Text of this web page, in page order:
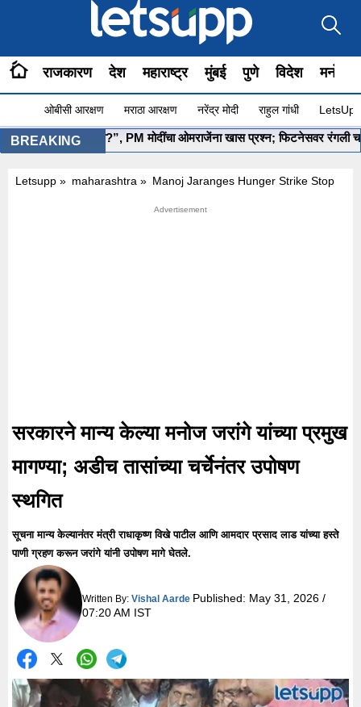
राजकारण देश महाराष्ट्र मुंबई पुणे विदेश
ओबीसी आरक्षण मराठा आरक्षण नरेंद्र मोदी राहुल गांधी
BREAKING
”योग सुरू आहे ना?”, PM मोदींचा ओमराजेंना खास प्रश्न; फिटनेसवर रंगली चर्चा
Letsupp » maharashtra » Manoj Jaranges Hunger Strike Stop
सरकारने मान्य केल्या मनोज जरांगे यांच्या प्रमुख
मागण्या; अडीच तासांच्या चर्चेनंतर उपोषण
स्थगित
सूचना मान्य केल्यानंतर मंत्री राधाकृष्ण विखे पाटील आणि आमदार प्रसाद लाड यांच्या हस्ते
पाणी ग्रहण करून जरांगे यांनी उपोषण मागे घेतले.
Written By:Vishal Aarde Published: May 31, 2026 /
07:20 AM IST